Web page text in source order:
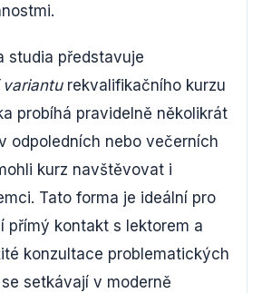
studia představuje
rekvalifikačního kurzu
probíhá pravidelně několikrát
odpoledních nebo večerních
kurz navštěvovat i
Tato forma je ideální pro
přímý kontakt s lektorem a
konzultace problematických
setkávají v moderně